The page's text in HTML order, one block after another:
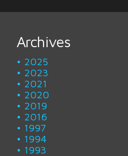
Archives
2025
2023
2021
2020
2019
2016
1997
1994
1993